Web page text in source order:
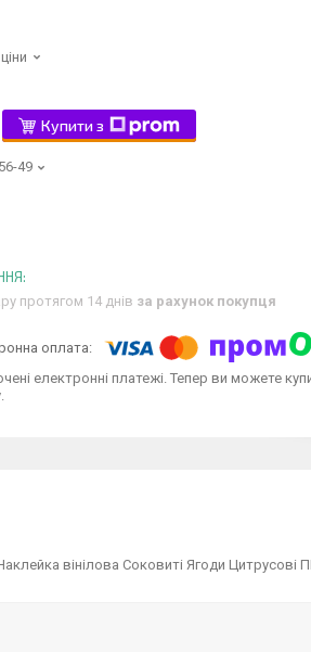
Купити з
49
протягом 14 днів за рахунок покупця
електронні платежі. Тепер ви можете
вінілова Соковиті Ягоди Цитрусові